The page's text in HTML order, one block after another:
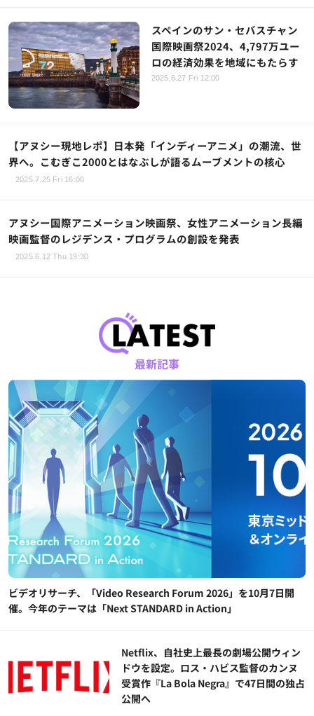
スペインのサン・セバスチャン
国際映画祭2024、4,797万ユー
ロの経済効果を地域にもたらす
2025.6.27 Fri 12:00
【アヌシー現地レポ】日本発「インディーアニメ」の潮流、世
界へ。こむぎこ2000とはなぶしが語るムーブメントの核心
2025.7.25 Fri 16:00
アヌシー国際アニメーション映画祭、女性アニメーション長編
映画監督のレジデンス・プログラムの創設を発表
2025.6.12 Thu 19:30
最新記事
ビデオリサーチ、「Video Research Forum 2026」を10月7日開
催。今年のテーマは「Next STANDARD in Action」
Netflix、自社史上最長の劇場公開ウィン
ドウを設定。ロス・ハビス監督のカンヌ
受賞作『La Bola Negra』で47日間の独占
公開へ